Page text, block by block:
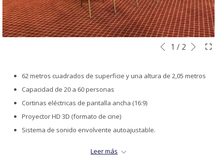
Botones
control
Al
clic
Anterior
1 / 2
62 metros cuadrados de superficie y una altura de 2,05 metros
Capacidad de 20 a 60 personas
Cortinas eléctricas de pantalla ancha (16:9)
Proyector HD 3D (formato de cine)
Sistema de sonido envolvente autoajustable.
Aire acondicionado controlado desde el interior del salón
Leer más